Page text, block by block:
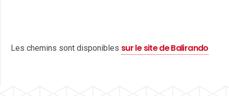
Les chemins sont disponibles sur le site de Balirando